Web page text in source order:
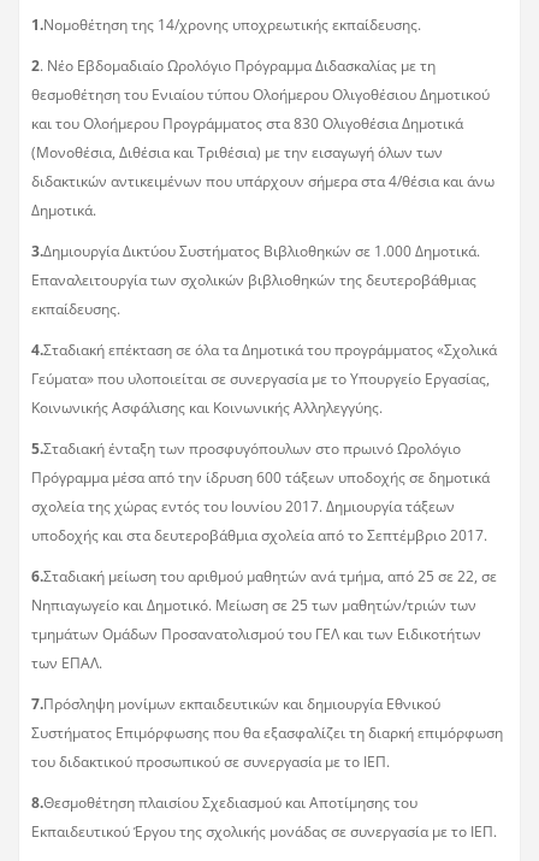
1.Νομοθέτηση της 14/χρονης υποχρεωτικής εκπαίδευσης.
2. Νέο Εβδομαδιαίο Ωρολόγιο Πρόγραμμα Διδασκαλίας με τη
θεσμοθέτηση του Ενιαίου τύπου Ολοήμερου Ολιγοθέσιου Δημοτικού
και του Ολοήμερου Προγράμματος στα 830 Ολιγοθέσια Δημοτικά
(Μονοθέσια, Διθέσια και Τριθέσια) με την εισαγωγή όλων των
διδακτικών αντικειμένων που υπάρχουν σήμερα στα 4/θέσια και άνω
Δημοτικά.
3.Δημιουργία Δικτύου Συστήματος Βιβλιοθηκών σε 1.000 Δημοτικά.
Επαναλειτουργία των σχολικών βιβλιοθηκών της δευτεροβάθμιας
εκπαίδευσης.
4.Σταδιακή επέκταση σε όλα τα Δημοτικά του προγράμματος «Σχολικά
Γεύματα» που υλοποιείται σε συνεργασία με το Υπουργείο Εργασίας,
Κοινωνικής Ασφάλισης και Κοινωνικής Αλληλεγγύης.
5.Σταδιακή ένταξη των προσφυγόπουλων στο πρωινό Ωρολόγιο
Πρόγραμμα μέσα από την ίδρυση 600 τάξεων υποδοχής σε δημοτικά
σχολεία της χώρας εντός του Ιουνίου 2017. Δημιουργία τάξεων
υποδοχής και στα δευτεροβάθμια σχολεία από το Σεπτέμβριο 2017.
6.Σταδιακή μείωση του αριθμού μαθητών ανά τμήμα, από 25 σε 22, σε
Νηπιαγωγείο και Δημοτικό. Μείωση σε 25 των μαθητών/τριών των
τμημάτων Ομάδων Προσανατολισμού του ΓΕΛ και των Ειδικοτήτων
των ΕΠΑΛ.
7.Πρόσληψη μονίμων εκπαιδευτικών και δημιουργία Εθνικού
Συστήματος Επιμόρφωσης που θα εξασφαλίζει τη διαρκή επιμόρφωση
του διδακτικού προσωπικού σε συνεργασία με το ΙΕΠ.
8.Θεσμοθέτηση πλαισίου Σχεδιασμού και Αποτίμησης του
Εκπαιδευτικού Έργου της σχολικής μονάδας σε συνεργασία με το ΙΕΠ.